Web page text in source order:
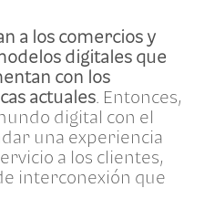
a los comercios y
digitales que
con los
actuales. Entonces,
digital con el
una experiencia
a los clientes,
interconexión que